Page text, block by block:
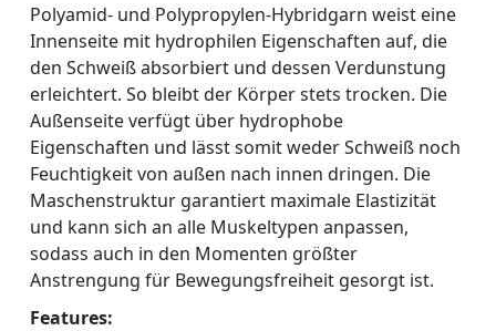
Polyamid- und Polypropylen-Hybridgarn weist eine
Innenseite mit hydrophilen Eigenschaften auf, die
den Schweiß absorbiert und dessen Verdunstung
erleichtert. So bleibt der Körper stets trocken. Die
Außenseite verfügt über hydrophobe
Eigenschaften und lässt somit weder Schweiß noch
Feuchtigkeit von außen nach innen dringen. Die
Maschenstruktur garantiert maximale Elastizität
und kann sich an alle Muskeltypen anpassen,
sodass auch in den Momenten größter
Anstrengung für Bewegungsfreiheit gesorgt ist.
Features: